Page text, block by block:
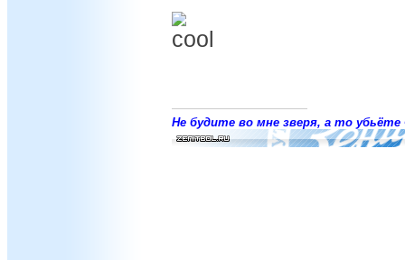
Не будите во мне зверя, а то убьёте